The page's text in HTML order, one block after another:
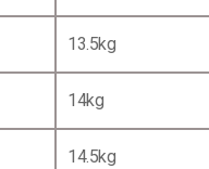
13.5kg
14kg
14.5kg